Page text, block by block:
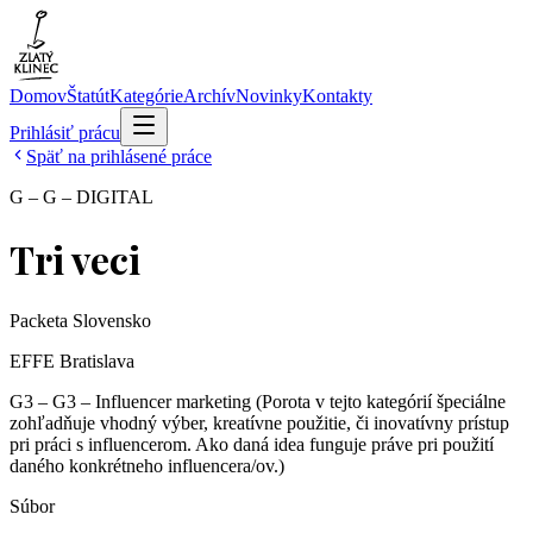
DomovŠtatútKategórieArchívNovinkyKontakty
Prihlásiť prácu
Späť na prihlásené práce
G – G – DIGITAL
Tri veci
Packeta Slovensko
EFFE Bratislava
G3 – G3 – Influencer marketing (Porota v tejto kategórií špeciálne
zohľadňuje vhodný výber, kreatívne použitie, či inovatívny prístup
pri práci s influencerom. Ako daná idea funguje práve pri použití
daného konkrétneho influencera/ov.)
Súbor